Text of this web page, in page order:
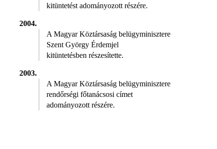
kitüntetést adományozott részére.
2004.
A Magyar Köztársaság belügyminisztere
Szent György Érdemjel
kitüntetésben részesítette.
2003.
A Magyar Köztársaság belügyminisztere
rendőrségi főtanácsosi címet
adományozott részére.